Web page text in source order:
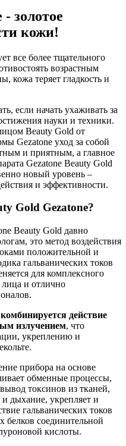
золотое
кожи!
все более тщательного
возрастным
кожа теряет гладкость и
если начать ухаживать за
науки и техники.
Beauty Gold от
Gezatone уход за собой
и приятным, а главное
Gezatone Beauty Gold
новый уровень –
и эффективности.
Gold Gezatone?
Beauty Gold давно
это метод воздействия
положительной и
гальванических токов
для комплексного
и отлично
комбинируется действие
излучением, что
укреплению и
прибора на основе
обменные процессы,
токсинов из тканей,
дыхание, укрепляет и
гальванических токов
белков соединительной
кислоты.